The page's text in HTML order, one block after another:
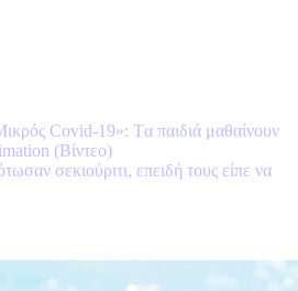
Covid-19»: Tα παιδιά μαθαίνουν
(Βίντεο)
σεκιούριτι, επειδή τους είπε να